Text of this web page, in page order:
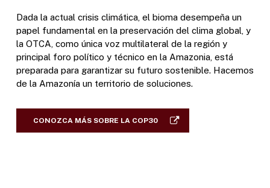
Dada la actual crisis climática, el bioma desempeña un
papel fundamental en la preservación del clima global, y
la OTCA, como única voz multilateral de la región y
principal foro político y técnico en la Amazonia, está
preparada para garantizar su futuro sostenible. Hacemos
de la Amazonía un territorio de soluciones.
CONOZCA MÁS SOBRE LA COP30